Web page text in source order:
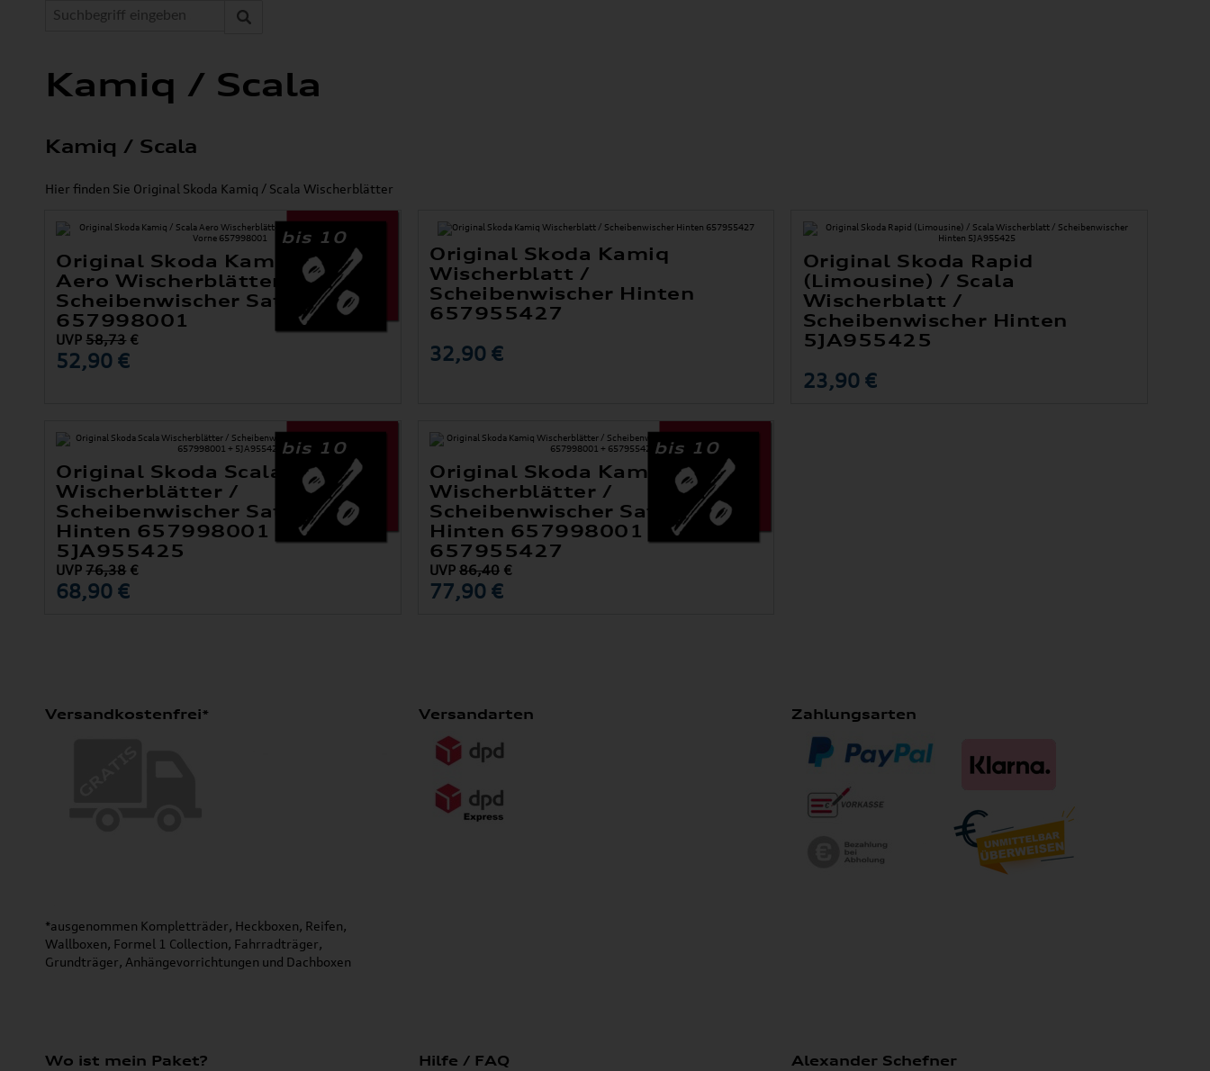
Kamiq / Scala
Kamiq / Scala
Hier finden Sie Original Skoda Kamiq / Scala Wischerblätter
bis 10
Original Skoda Kamiq / Scala
Aero Wischerblätter /
Scheibenwischer Satz Vorne
657998001
UVP58,73 €
52,90 €
Original Skoda Kamiq
Wischerblatt /
Scheibenwischer Hinten
657955427
32,90 €
Original Skoda Rapid
(Limousine) / Scala
Wischerblatt /
Scheibenwischer Hinten
5JA955425
23,90 €
bis 10
Original Skoda Scala
Wischerblätter /
Scheibenwischer Satz Vorne +
Hinten 657998001 +
5JA955425
UVP76,38 €
68,90 €
bis 10
Original Skoda Kamiq
Wischerblätter /
Scheibenwischer Satz Vorne +
Hinten 657998001 +
657955427
UVP86,40 €
77,90 €
Versandkostenfrei*
*ausgenommen Kompletträder, Heckboxen, Reifen,
Wallboxen, Formel 1 Collection, Fahrradträger,
Grundträger, Anhängevorrichtungen und Dachboxen
Versandarten Zahlungsarten
Wo ist mein Paket? Hilfe / FAQ Alexander Schefner